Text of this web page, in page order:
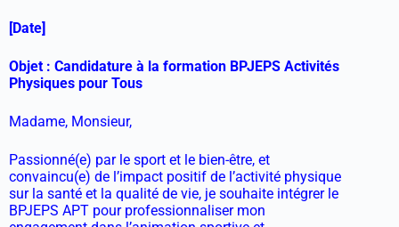
[Date]
Objet : Candidature à la formation BPJEPS Activités
Physiques pour Tous
Madame, Monsieur,
Passionné(e) par le sport et le bien-être, et
convaincu(e) de l’impact positif de l’activité physique
sur la santé et la qualité de vie, je souhaite intégrer le
BPJEPS APT pour professionnaliser mon